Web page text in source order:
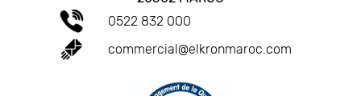
0522 832 000
commercial@elkronmaroc.com